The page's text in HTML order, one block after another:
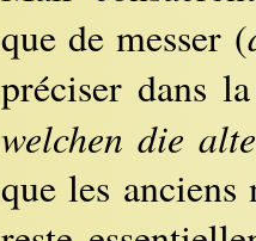
que de messer (
préciser dans
welchen die
que les